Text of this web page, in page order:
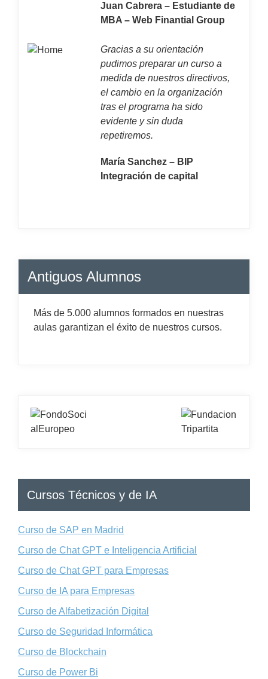
Juan Cabrera – Estudiante de
MBA – Web Finantial Group
Gracias a su orientación
pudimos preparar un curso a
medida de nuestros directivos,
el cambio en la organización
tras el programa ha sido
evidente y sin duda
repetiremos.
María Sanchez – BIP
Integración de capital
Antiguos Alumnos
Más de 5.000 alumnos formados en nuestras
aulas garantizan el éxito de nuestros cursos.
Cursos Técnicos y de IA
Curso de SAP en Madrid
Curso de Chat GPT e Inteligencia Artificial
Curso de Chat GPT para Empresas
Curso de IA para Empresas
Curso de Alfabetización Digital
Curso de Seguridad Informática
Curso de Blockchain
Curso de Power Bi